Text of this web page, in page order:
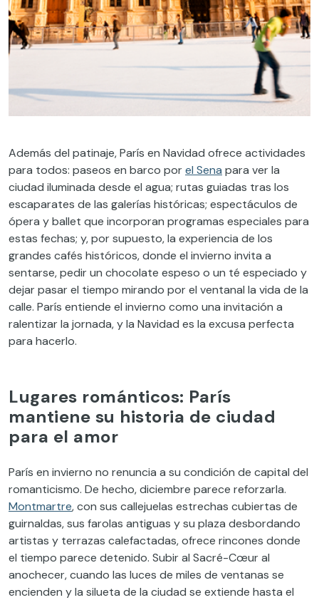
Además del patinaje, París en Navidad ofrece actividades
para todos: paseos en barco porel Sena para ver la
ciudad iluminada desde el agua; rutas guiadas tras los
escaparates de las galerías históricas; espectáculos de
ópera y ballet que incorporan programas especiales para
estas fechas; y, por supuesto, la experiencia de los
grandes cafés históricos, donde el invierno invita a
sentarse, pedir un chocolate espeso o un té especiado y
dejar pasar el tiempo mirando por el ventanal la vida de la
calle. París entiende el invierno como una invitación a
ralentizar la jornada, y la Navidad es la excusa perfecta
para hacerlo.
Lugares románticos: París
mantiene su historia de ciudad
para el amor
París en invierno no renuncia a su condición de capital del
romanticismo. De hecho, diciembre parece reforzarla.
Montmartre, con sus callejuelas estrechas cubiertas de
guirnaldas, sus farolas antiguas y su plaza desbordando
artistas y terrazas calefactadas, ofrece rincones donde
el tiempo parece detenido. Subir al Sacré-Cœur al
anochecer, cuando las luces de miles de ventanas se
encienden y la silueta de la ciudad se extiende hasta el